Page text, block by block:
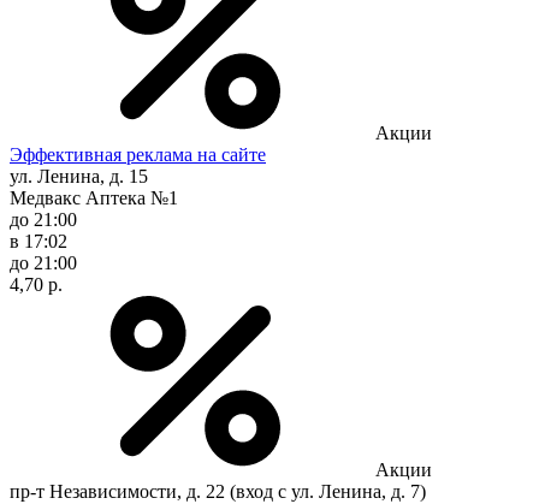
Акции
Эффективная реклама на сайте
ул. Ленина, д. 15
Медвакс Аптека №1
до 21:00
в 17:02
до 21:00
4,70 р.
Акции
пр-т Независимости, д. 22 (вход с ул. Ленина, д. 7)